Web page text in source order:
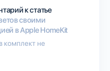
к статье
своими
в Apple HomeKit
комплект не